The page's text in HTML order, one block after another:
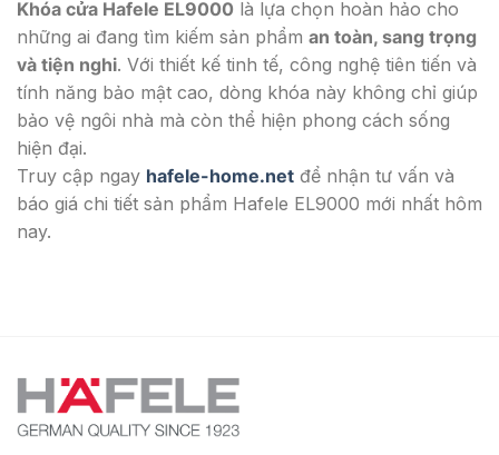
Khóa cửa Hafele EL9000 là lựa chọn hoàn hảo cho
những ai đang tìm kiếm sản phẩm an toàn, sang trọng
và tiện nghi. Với thiết kế tinh tế, công nghệ tiên tiến và
tính năng bảo mật cao, dòng khóa này không chỉ giúp
bảo vệ ngôi nhà mà còn thể hiện phong cách sống
hiện đại.
Truy cập ngay hafele-home.net để nhận tư vấn và
báo giá chi tiết sản phẩm Hafele EL9000 mới nhất hôm
nay.